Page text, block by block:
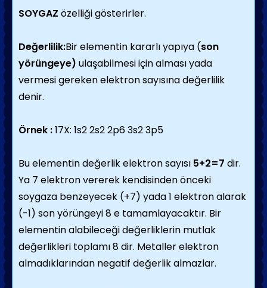
SOYGAZ özelliği gösterirler.
Değerlilik:Bir elementin kararlı yapıya (son
yörüngeye) ulaşabilmesi için alması yada
vermesi gereken elektron sayısına değerlilik
denir.
Örnek :17X: 1s2 2s2 2p6 3s2 3p5
Bu elementin değerlik elektron sayısı 5+2=7 dir.
Ya 7 elektron vererek kendisinden önceki
soygaza benzeyecek (+7) yada 1 elektron alarak
(-1) son yörüngeyi 8 e tamamlayacaktır. Bir
elementin alabileceği değerliklerin mutlak
değerlikleri toplamı 8 dir. Metaller elektron
almadıklarından negatif değerlik almazlar.